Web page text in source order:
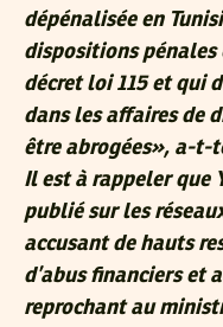
dépénalisée en
dispositions
décret loi 115 et qui
dans les affaires de
être abrogées», a-t-
Il est à rappeler que
publié sur les
accusant de hauts
d’abus financiers et
reprochant au